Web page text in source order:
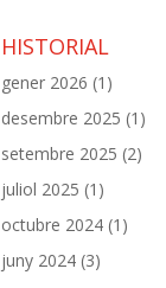
HISTORIAL
gener 2026 (1)
desembre 2025 (1)
setembre 2025 (2)
juliol 2025 (1)
octubre 2024 (1)
juny 2024 (3)